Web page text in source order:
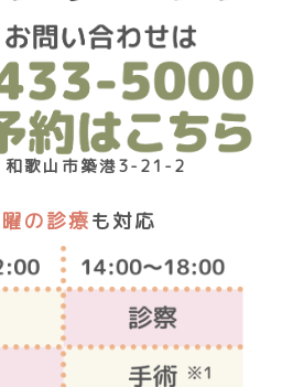
歌山市築港3-21-2
の診療も対応